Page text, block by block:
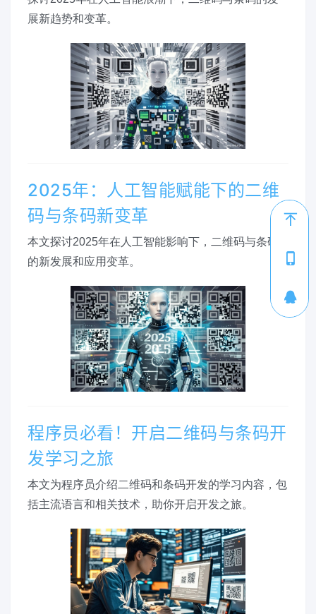
展新趋势和变革。
2025年：人工智能赋能下的二维
码与条码新变革
本文探讨2025年在人工智能影响下，二维码与条码
的新发展和应用变革。
程序员必看！开启二维码与条码开
发学习之旅
本文为程序员介绍二维码和条码开发的学习内容，包
括主流语言和相关技术，助你开启开发之旅。